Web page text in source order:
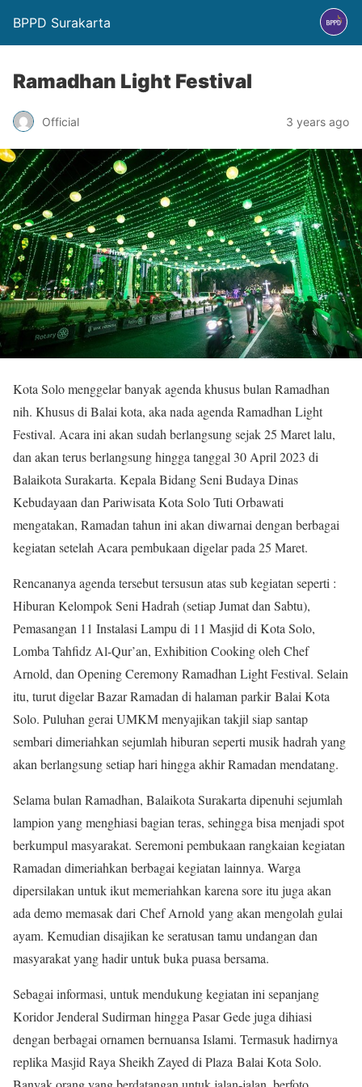
BPPD Surakarta
Ramadhan Light Festival
Official 3 years ago
Kota Solo menggelar banyak agenda khusus bulan Ramadhan
nih. Khusus di Balai kota, aka nada agenda Ramadhan Light
Festival. Acara ini akan sudah berlangsung sejak 25 Maret lalu,
dan akan terus berlangsung hingga tanggal 30 April 2023 di
Balaikota Surakarta. Kepala Bidang Seni Budaya Dinas
Kebudayaan dan Pariwisata Kota Solo Tuti Orbawati
mengatakan, Ramadan tahun ini akan diwarnai dengan berbagai
kegiatan setelah Acara pembukaan digelar pada 25 Maret.
Rencananya agenda tersebut tersusun atas sub kegiatan seperti :
Hiburan Kelompok Seni Hadrah (setiap Jumat dan Sabtu),
Pemasangan 11 Instalasi Lampu di 11 Masjid di Kota Solo,
Lomba Tahfidz Al-Qur’an, Exhibition Cooking oleh Chef
Arnold, dan Opening Ceremony Ramadhan Light Festival. Selain
itu, turut digelar Bazar Ramadan di halaman parkir Balai Kota
Solo. Puluhan gerai UMKM menyajikan takjil siap santap
sembari dimeriahkan sejumlah hiburan seperti musik hadrah yang
akan berlangsung setiap hari hingga akhir Ramadan mendatang.
Selama bulan Ramadhan, Balaikota Surakarta dipenuhi sejumlah
lampion yang menghiasi bagian teras, sehingga bisa menjadi spot
berkumpul masyarakat. Seremoni pembukaan rangkaian kegiatan
Ramadan dimeriahkan berbagai kegiatan lainnya. Warga
dipersilakan untuk ikut memeriahkan karena sore itu juga akan
ada demo memasak dari Chef Arnold yang akan mengolah gulai
ayam. Kemudian disajikan ke seratusan tamu undangan dan
masyarakat yang hadir untuk buka puasa bersama.
Sebagai informasi, untuk mendukung kegiatan ini sepanjang
Koridor Jenderal Sudirman hingga Pasar Gede juga dihiasi
dengan berbagai ornamen bernuansa Islami. Termasuk hadirnya
replika Masjid Raya Sheikh Zayed di Plaza Balai Kota Solo.